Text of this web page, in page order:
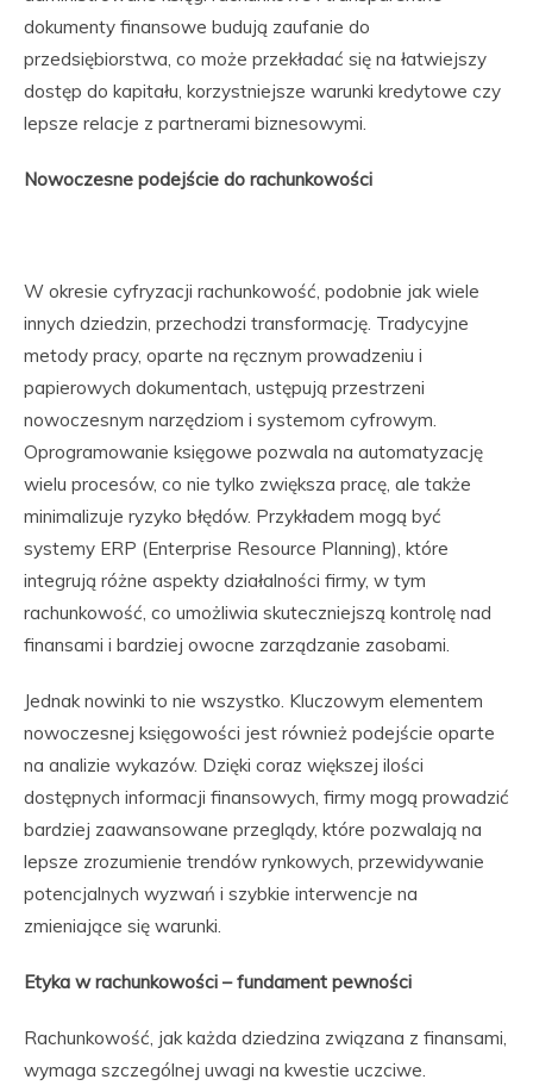
dokumenty finansowe budują zaufanie do
przedsiębiorstwa, co może przekładać się na łatwiejszy
dostęp do kapitału, korzystniejsze warunki kredytowe czy
lepsze relacje z partnerami biznesowymi.
Nowoczesne podejście do rachunkowości
W okresie cyfryzacji rachunkowość, podobnie jak wiele
innych dziedzin, przechodzi transformację. Tradycyjne
metody pracy, oparte na ręcznym prowadzeniu i
papierowych dokumentach, ustępują przestrzeni
nowoczesnym narzędziom i systemom cyfrowym.
Oprogramowanie księgowe pozwala na automatyzację
wielu procesów, co nie tylko zwiększa pracę, ale także
minimalizuje ryzyko błędów. Przykładem mogą być
systemy ERP (Enterprise Resource Planning), które
integrują różne aspekty działalności firmy, w tym
rachunkowość, co umożliwia skuteczniejszą kontrolę nad
finansami i bardziej owocne zarządzanie zasobami.
Jednak nowinki to nie wszystko. Kluczowym elementem
nowoczesnej księgowości jest również podejście oparte
na analizie wykazów. Dzięki coraz większej ilości
dostępnych informacji finansowych, firmy mogą prowadzić
bardziej zaawansowane przeglądy, które pozwalają na
lepsze zrozumienie trendów rynkowych, przewidywanie
potencjalnych wyzwań i szybkie interwencje na
zmieniające się warunki.
Etyka w rachunkowości – fundament pewności
Rachunkowość, jak każda dziedzina związana z finansami,
wymaga szczególnej uwagi na kwestie uczciwe.